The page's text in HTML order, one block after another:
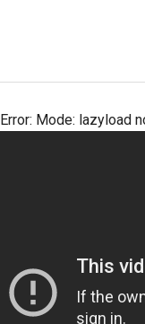
Error: Mode: lazyload